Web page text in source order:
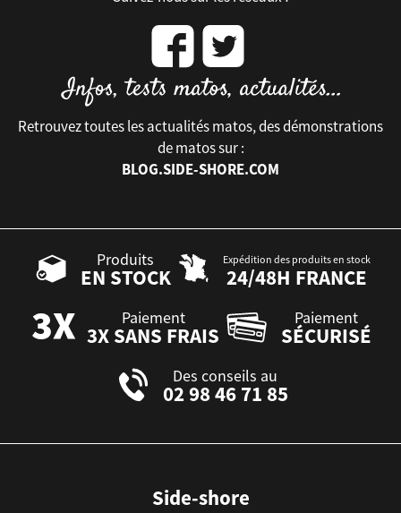
Retrouvez toutes les actualités matos, des démonstrations
de matos sur :
BLOG.SIDE-SHORE.COM
Produits
EN STOCK
Expédition des produits en stock
24/48H FRANCE
Paiement
3X SANS FRAIS
Paiement
SÉCURISÉ
Des conseils au
02 98 46 71 85
Side-shore